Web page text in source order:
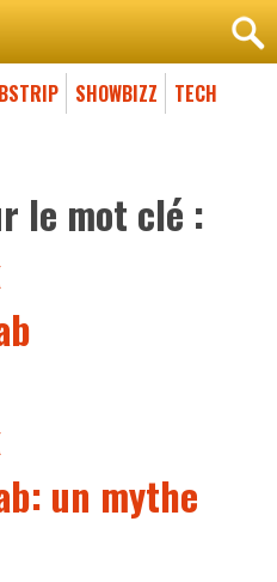
SHOWBIZZ TECH
le mot clé :
un mythe